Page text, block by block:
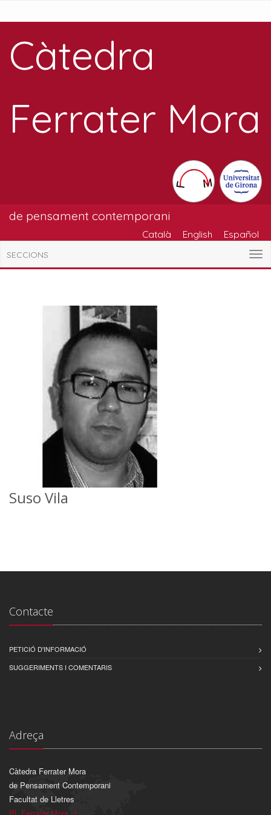
Càtedra
Ferrater Mora
de pensament contemporani
Català English Español
SECCIONS
Suso Vila
Contacte
PETICIÓ D'INFORMACIÓ
SUGGERIMENTS I COMENTARIS
Adreça
Càtedra Ferrater Mora
de Pensament Contemporani
Facultat de Lletres